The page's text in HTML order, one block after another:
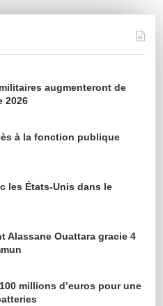
augmenteront de
2026
à la fonction publique
les États-Unis dans le
Alassane Ouattara gracie 4
millions d’euros pour une